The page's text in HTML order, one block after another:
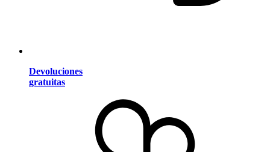
Devoluciones
gratuitas